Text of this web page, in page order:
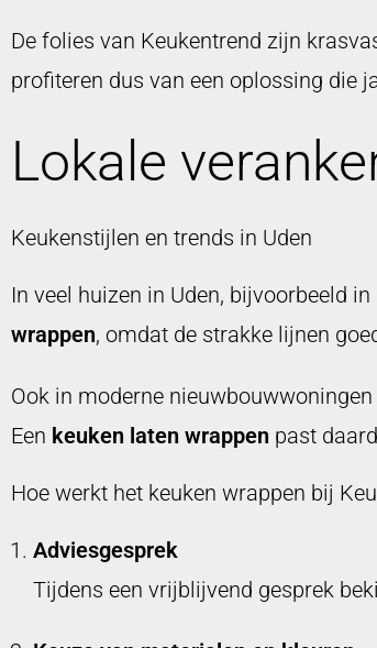
De folies van Keukentrend zijn
profiteren dus van een oplossing die
Lokale
Keukenstijlen en trends in Uden
In veel huizen in Uden, bijvoorbeeld
wrappen, omdat de strakke lijnen
Ook in moderne
Een keuken laten wrappen past
Hoe werkt het keuken wrappen bij
Adviesgesprek
Tijdens een vrijblijvend gesprek